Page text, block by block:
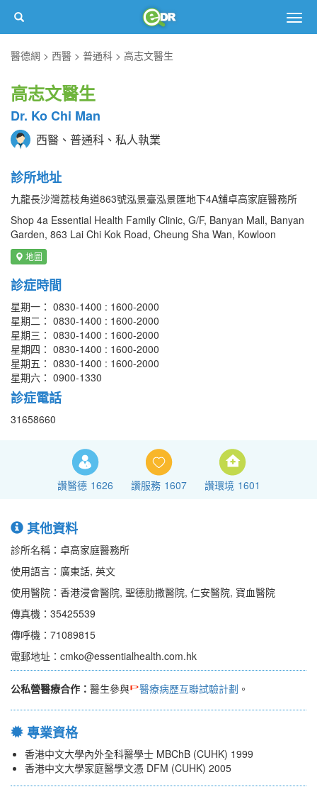
醫德網
西醫 普通科 高志文醫生
高志文醫生
Dr. Ko Chi Man
西醫、普通科、私人執業
診所地址
九龍長沙灣荔枝角道863號泓景臺泓景匯地下4A舖卓高家庭醫務所
Shop 4a Essential Health Family Clinic, G/F, Banyan Mall, Banyan
Garden, 863 Lai Chi Kok Road, Cheung Sha Wan, Kowloon
地圖
診症時間
星期一： 0830-1400 : 1600-2000
星期二： 0830-1400 : 1600-2000
星期三： 0830-1400 : 1600-2000
星期四： 0830-1400 : 1600-2000
星期五： 0830-1400 : 1600-2000
星期六： 0900-1330
診症電話
31658660
讚醫德 1626 讚服務 1607 讚環境 1601
其他資料
診所名稱：卓高家庭醫務所
使用語言：廣東話, 英文
使用醫院：香港浸會醫院, 聖德肋撒醫院, 仁安醫院, 寶血醫院
傳真機：35425539
傳呼機：71089815
電郵地址：cmko@essentialhealth.com.hk
公私營醫療合作： 醫生參與 醫療病歷互聯試驗計劃 。
專業資格
香港中文大學內外全科醫學士 MBChB (CUHK) 1999
香港中文大學家庭醫學文憑 DFM (CUHK) 2005